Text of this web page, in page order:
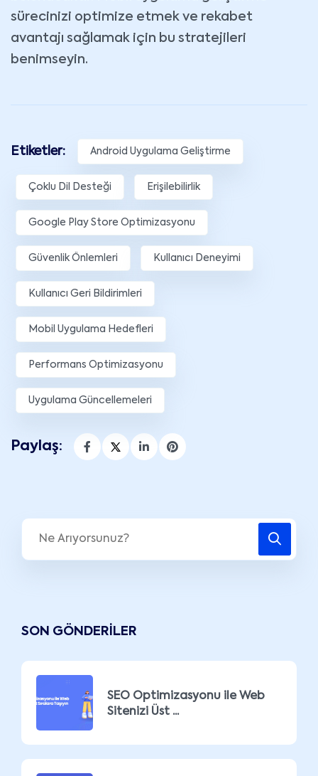
sürecinizi optimize etmek ve rekabet
avantajı sağlamak için bu stratejileri
benimseyin.
Etiketler: Android Uygulama Geliştirme
Çoklu Dil Desteği Erişilebilirlik
Google Play Store Optimizasyonu
Güvenlik Önlemleri Kullanıcı Deneyimi
Kullanıcı Geri Bildirimleri
Mobil Uygulama Hedefleri
Performans Optimizasyonu
Uygulama Güncellemeleri
Paylaş:
SON GÖNDERILER
SEO Optimizasyonu ile Web
Sitenizi Üst ...